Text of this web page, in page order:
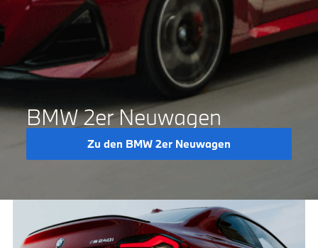
BMW 2er Neuwagen
Zu den BMW 2er Neuwagen